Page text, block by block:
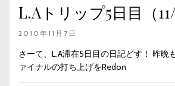
L.Aトリップ5日目（11/
2010年11月7日
さーて、L.A滞在5日目の日記どす！ 昨晩
ァイナルの打ち上げをRedon